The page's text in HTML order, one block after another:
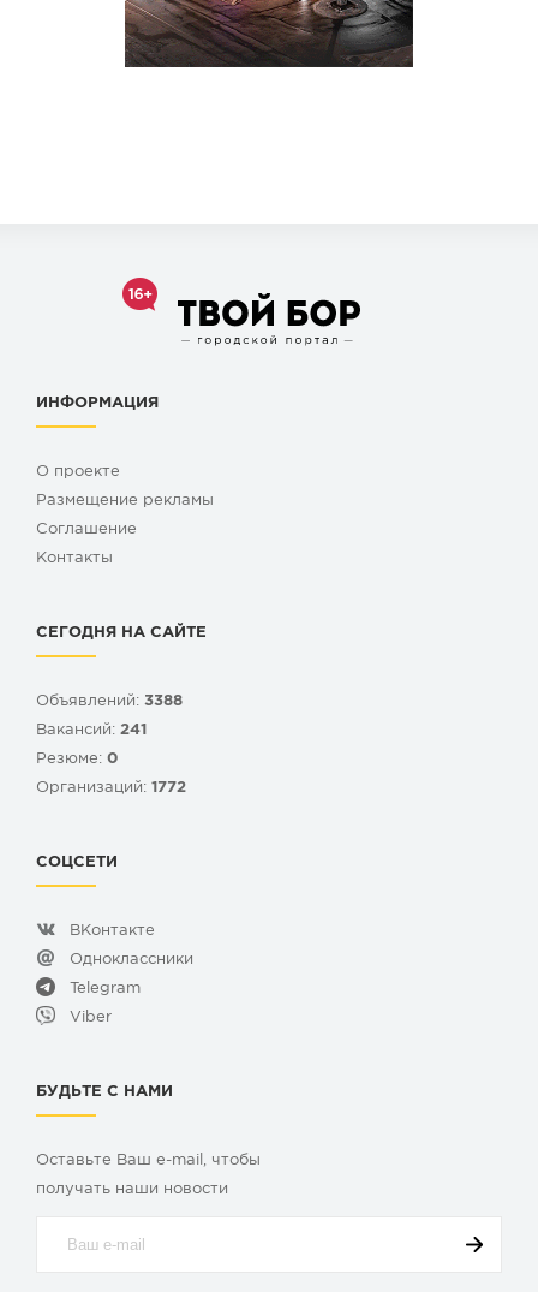
ИНФОРМАЦИЯ
О проекте
Размещение рекламы
Cоглашение
Контакты
СЕГОДНЯ НА САЙТЕ
Объявлений: 3388
Вакансий: 241
Резюме: 0
Организаций: 1772
СОЦСЕТИ
ВКонтакте
Одноклассники
Telegram
Viber
БУДЬТЕ С НАМИ
Оставьте Ваш e-mail, чтобы
получать наши новости